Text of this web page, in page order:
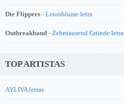
Die Flippers - Lotosblume letra
Outbreakband - Zehntausend Gründe letra
TOP ARTISTAS
AYLIVA letras